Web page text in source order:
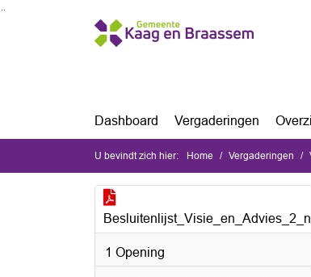
Ga naar de inhoud van deze pagina
Ga naar het zoeken
Ga naar het menu
Dashboard Vergaderingen
U bevindt zich hier: Home Vergaderingen
1 Opening